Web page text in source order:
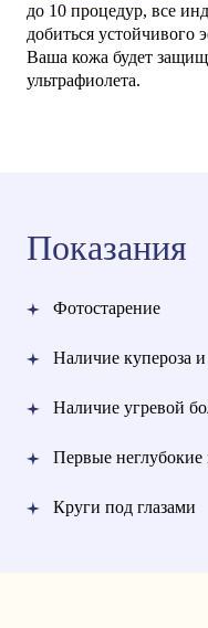
до 10 процедур, все
добиться устойчивого
Ваша кожа будет
ультрафиолета.
Показания
Фотостарение
Наличие купероза и
Наличие угревой
Первые
Круги под глазами